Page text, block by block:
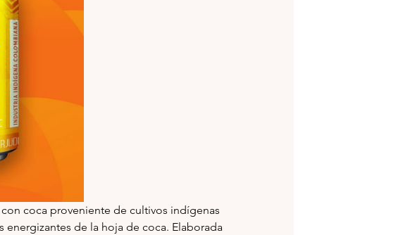
coca proveniente de cultivos indígenas
energizantes de la hoja de coca. Elaborada